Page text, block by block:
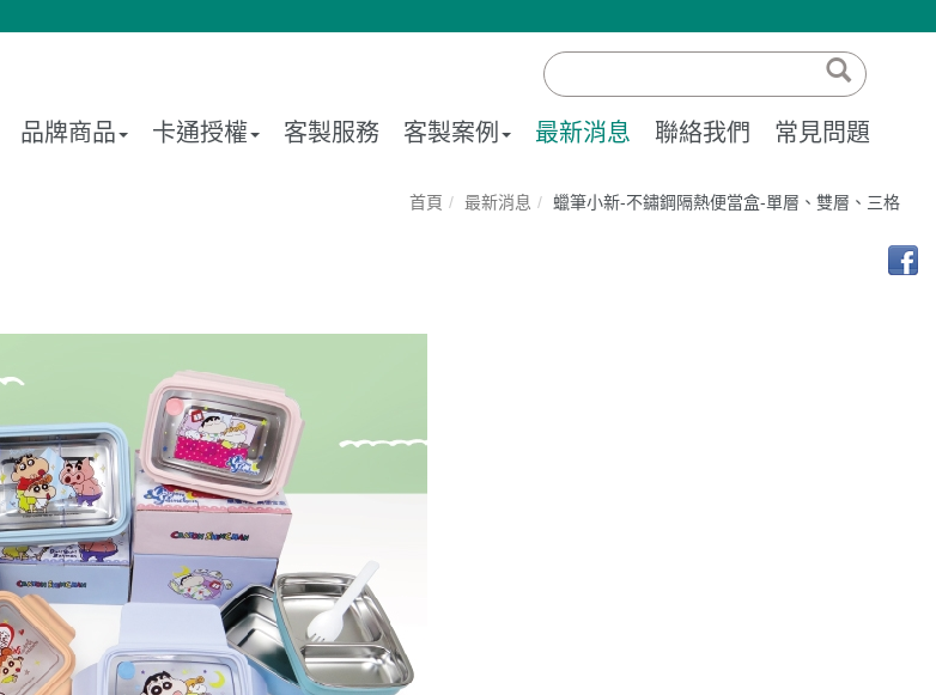
品牌商品 卡通授權 客製服務 客製案例 最新消息 聯絡我們 常見問題
首頁 最新消息 蠟筆小新-不鏽鋼隔熱便當盒-單層、雙層、三格